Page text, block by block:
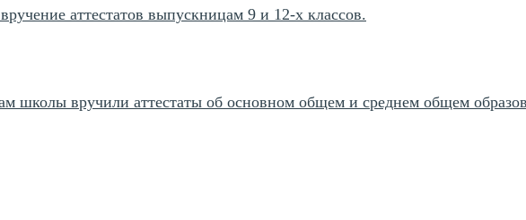
аттестатов выпускницам 9 и 12-х классов.
вручили аттестаты об основном общем и среднем общем